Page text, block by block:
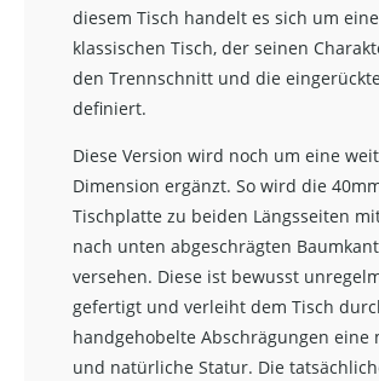
diesem Tisch handelt es sich um
klassischen Tisch, der seinen
den Trennschnitt und die
definiert.
Diese Version wird noch um eine
Dimension ergänzt. So wird die
Tischplatte zu beiden Längsseiten
nach unten abgeschrägten
versehen. Diese ist bewusst
gefertigt und verleiht dem Tisch
handgehobelte Abschrägungen eine
und natürliche Statur. Die